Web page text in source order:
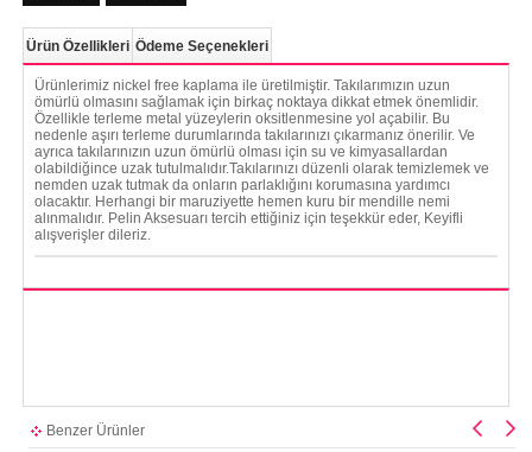
Ürün Özellikleri Ödeme Seçenekleri
Ürünlerimiz nickel free kaplama ile üretilmiştir. Takılarımızın uzun
ömürlü olmasını sağlamak için birkaç noktaya dikkat etmek önemlidir.
Özellikle terleme metal yüzeylerin oksitlenmesine yol açabilir. Bu
nedenle aşırı terleme durumlarında takılarınızı çıkarmanız önerilir. Ve
ayrıca takılarınızın uzun ömürlü olması için su ve kimyasallardan
olabildiğince uzak tutulmalıdır.Takılarınızı düzenli olarak temizlemek ve
nemden uzak tutmak da onların parlaklığını korumasına yardımcı
olacaktır. Herhangi bir maruziyette hemen kuru bir mendille nemi
alınmalıdır. Pelin Aksesuarı tercih ettiğiniz için teşekkür eder, Keyifli
alışverişler dileriz.
Benzer Ürünler